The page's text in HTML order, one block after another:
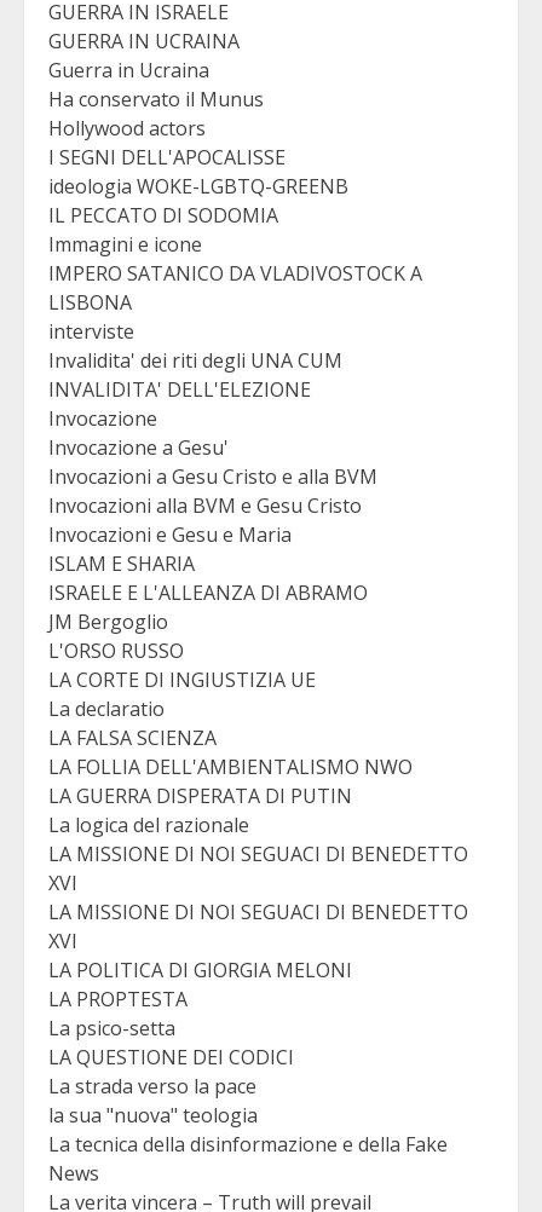
GUERRA IN ISRAELE
GUERRA IN UCRAINA
Guerra in Ucraina
Ha conservato il Munus
Hollywood actors
I SEGNI DELL'APOCALISSE
ideologia WOKE-LGBTQ-GREENB
IL PECCATO DI SODOMIA
Immagini e icone
IMPERO SATANICO DA VLADIVOSTOCK A
LISBONA
interviste
Invalidita' dei riti degli UNA CUM
INVALIDITA' DELL'ELEZIONE
Invocazione
Invocazione a Gesu'
Invocazioni a Gesu Cristo e alla BVM
Invocazioni alla BVM e Gesu Cristo
Invocazioni e Gesu e Maria
ISLAM E SHARIA
ISRAELE E L'ALLEANZA DI ABRAMO
JM Bergoglio
L'ORSO RUSSO
LA CORTE DI INGIUSTIZIA UE
La declaratio
LA FALSA SCIENZA
LA FOLLIA DELL'AMBIENTALISMO NWO
LA GUERRA DISPERATA DI PUTIN
La logica del razionale
LA MISSIONE DI NOI SEGUACI DI BENEDETTO
XVI
LA MISSIONE DI NOI SEGUACI DI BENEDETTO
XVI
LA POLITICA DI GIORGIA MELONI
LA PROPTESTA
La psico-setta
LA QUESTIONE DEI CODICI
La strada verso la pace
la sua "nuova" teologia
La tecnica della disinformazione e della Fake
News
La verita vincera – Truth will prevail